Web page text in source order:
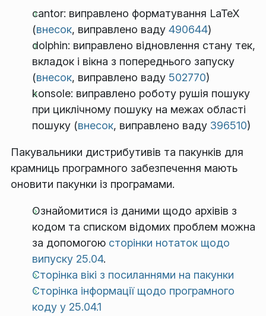
cantor: виправлено форматування LaTeX
(внесок, виправлено ваду 490644)
dolphin: виправлено відновлення стану тек,
вкладок і вікна з попереднього запуску
(внесок, виправлено ваду 502770)
konsole: виправлено роботу рушія пошуку
при циклічному пошуку на межах області
пошуку (внесок, виправлено ваду 396510)
Пакувальники дистрибутивів та пакунків для
крамниць програмного забезпечення мають
оновити пакунки із програмами.
Ознайомитися із даними щодо архівів з
кодом та списком відомих проблем можна
за допомогою сторінки нотаток щодо
випуску 25.04.
Сторінка вікі з посиланнями на пакунки
Сторінка інформації щодо програмного
коду у 25.04.1